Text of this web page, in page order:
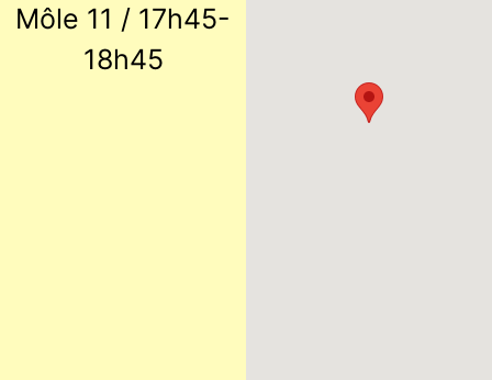
Môle 11 / 17h45-
18h45